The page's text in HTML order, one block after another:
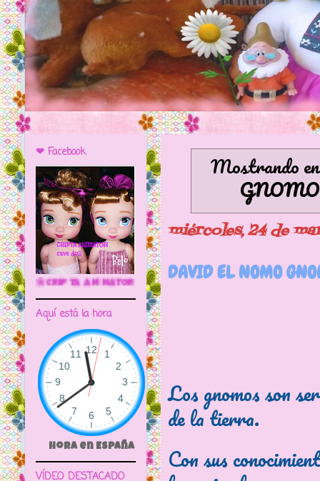
Mostrando
GNOMO
miércoles, 24 de
DAVID EL NOMO
Los gnomos son
de la tierra.
Con sus
❤ Facebook
CAVE DOLL
Aquí está la hora
Hora en España
VÍDEO DESTACADO